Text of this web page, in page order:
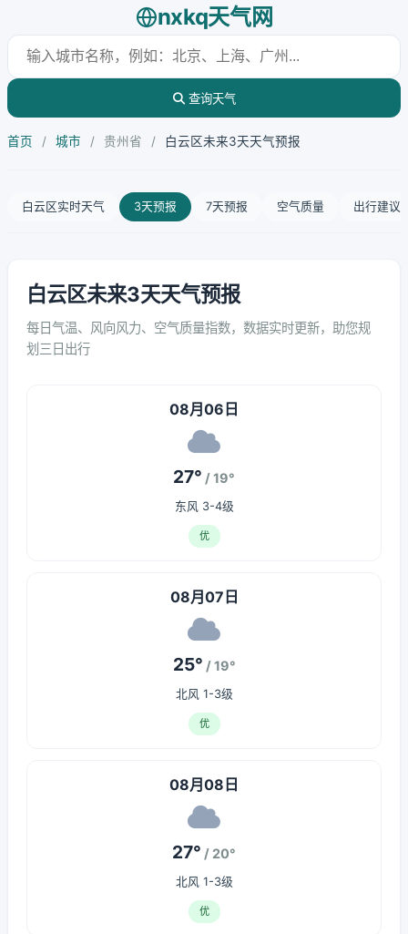
nxkq天气网
查询天气
首页 / 城市 / 贵州省 / 白云区未来3天天气预报
白云区实时天气 3天预报 7天预报 空气质量 出行建议
白云区未来3天天气预报
每日气温、风向风力、空气质量指数，数据实时更新，助您规
划三日出行
08月06日
27° / 19°
东风 3-4级
优
08月07日
25° / 19°
北风 1-3级
优
08月08日
27° / 20°
北风 1-3级
优